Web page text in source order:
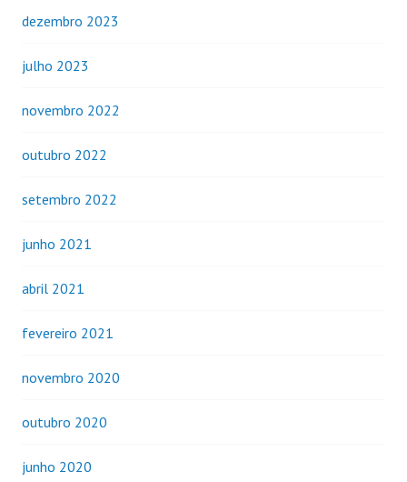
dezembro 2023
julho 2023
novembro 2022
outubro 2022
setembro 2022
junho 2021
abril 2021
fevereiro 2021
novembro 2020
outubro 2020
junho 2020